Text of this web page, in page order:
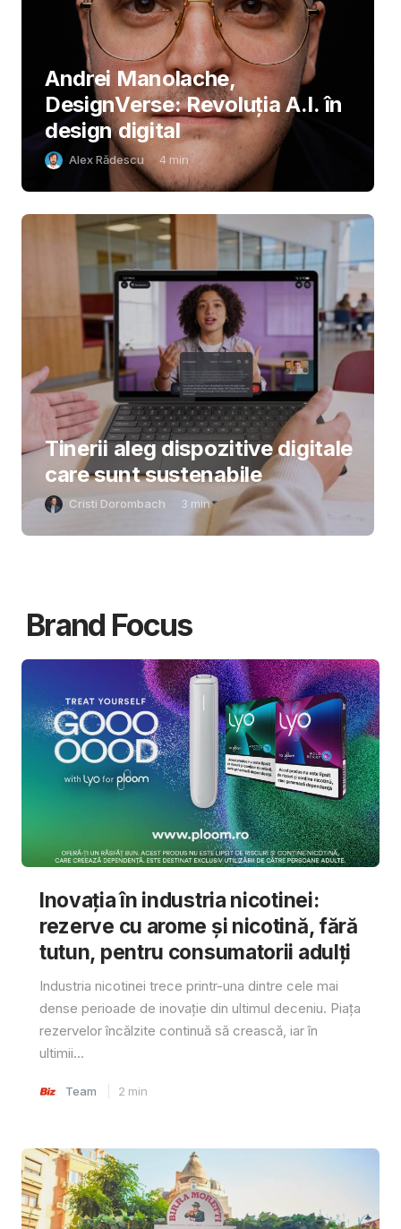
Andrei Manolache,
DesignVerse: Revoluția A.I. în
design digital
Alex Rădescu 4 min
Tinerii aleg dispozitive digitale
care sunt sustenabile
Cristi Dorombach 3 min
Brand Focus
Inovația în industria nicotinei:
rezerve cu arome și nicotină, fără
tutun, pentru consumatorii adulți
Industria nicotinei trece printr-una dintre cele mai
dense perioade de inovație din ultimul deceniu. Piața
rezervelor încălzite continuă să crească, iar în
ultimii...
Team 2 min